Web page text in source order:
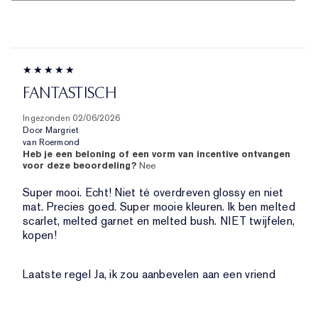
FANTASTISCH
Ingezonden 02/06/2026
Door Margriet
van Roermond
Heb je een beloning of een vorm van incentive ontvangen
voor deze beoordeling? Nee
Super mooi. Echt! Niet té overdreven glossy en niet
mat. Precies goed. Super mooie kleuren. Ik ben melted
scarlet, melted garnet en melted bush. NIET twijfelen,
kopen!
Laatste regelJa, ik zou aanbevelen aan een vriend